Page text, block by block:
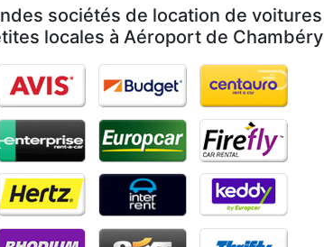
sociétés de location de voitures
locales à Aéroport de Chambéry